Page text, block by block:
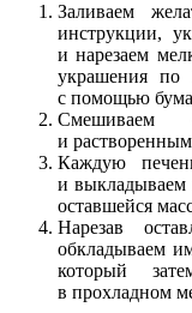
Заливаем
инструкции,
и нарезаем
украшения
с помощью
Смешиваем
и
Каждую
и выкладываем
оставшейся
Нарезав
обкладываем
который
в прохладном